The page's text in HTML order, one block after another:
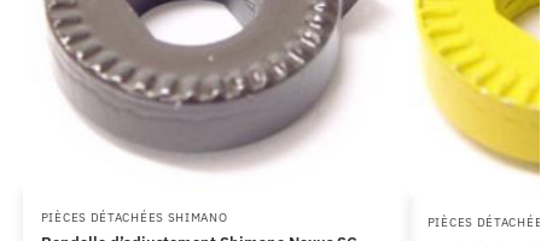
PIÈCES DÉTACHÉES SHIMANO PIÈCES